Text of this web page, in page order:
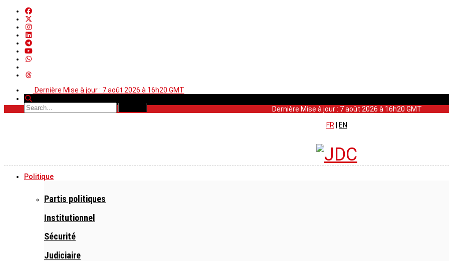
Dernière Mise à jour : 7 août 2026 à 16h20 GMT
Dernière Mise à jour : 7 août 2026 à 16h20 GMT
FR
EN
Politique
Partis politiques
Institutionnel
Sécurité
Judiciaire